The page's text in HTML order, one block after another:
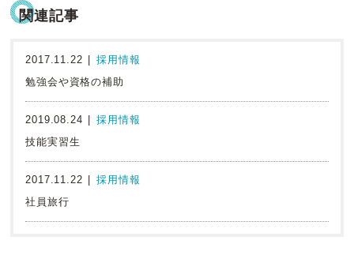
関連記事
2017.11.22
採用情報
勉強会や資格の補助
2019.08.24
採用情報
技能実習生
2017.11.22
採用情報
社員旅行